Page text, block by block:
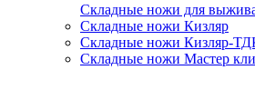
Складные ножи для
Складные ножи Кизляр
Складные ножи Кизляр-
Складные ножи Мастер